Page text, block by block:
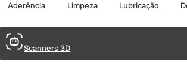
Aderência Limpeza Lubricação
Scanners 3D